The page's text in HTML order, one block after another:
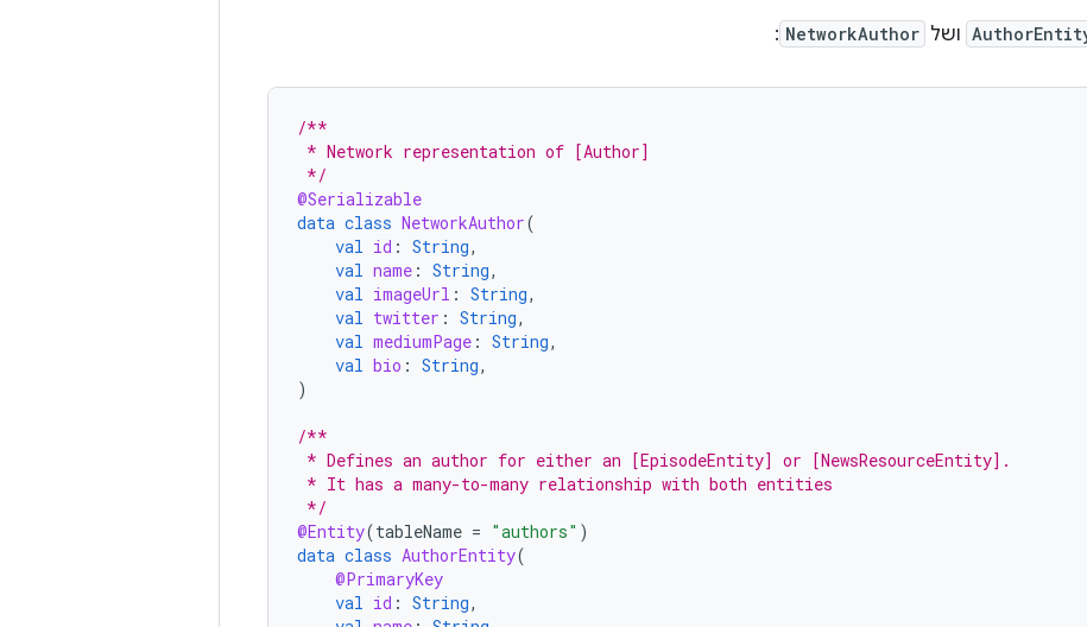
ושל NetworkAuthor
:
/**
* Network representation of [Author]
*/
@Serializable
data class NetworkAuthor(
val id : String,
val name : String,
val imageUrl : String,
val twitter : String,
val mediumPage : String,
val bio : String,
)
/**
* Defines an author for either an [EpisodeEntity] or [NewsResourceEntity].
* It has a many-to-many relationship with both entities
*/
@Entity(tableName = "authors" )
data class AuthorEntity(
@PrimaryKey
val id : String,